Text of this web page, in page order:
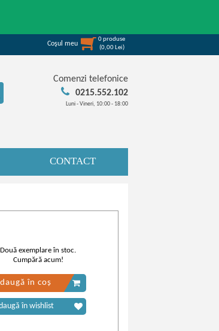
Coşul meu
0produse
(0,00 Lei)
Comenzi telefonice
0215.552.102
Luni - Vineri, 10:00 - 18:00
CONTACT
Două exemplare în stoc.
Cumpără acum!
în coș
în wishlist